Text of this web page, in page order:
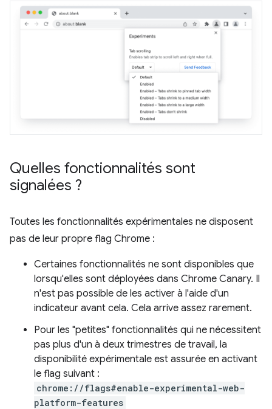
Quelles fonctionnalités sont
signalées ?
Toutes les fonctionnalités expérimentales ne disposent
pas de leur propre flag Chrome :
Certaines fonctionnalités ne sont disponibles que
lorsqu'elles sont déployées dans Chrome Canary. Il
n'est pas possible de les activer à l'aide d'un
indicateur avant cela. Cela arrive assez rarement.
Pour les "petites" fonctionnalités qui ne nécessitent
pas plus d'un à deux trimestres de travail, la
disponibilité expérimentale est assurée en activant
le flag suivant :
chrome://flags#enable-experimental-web-
platform-features